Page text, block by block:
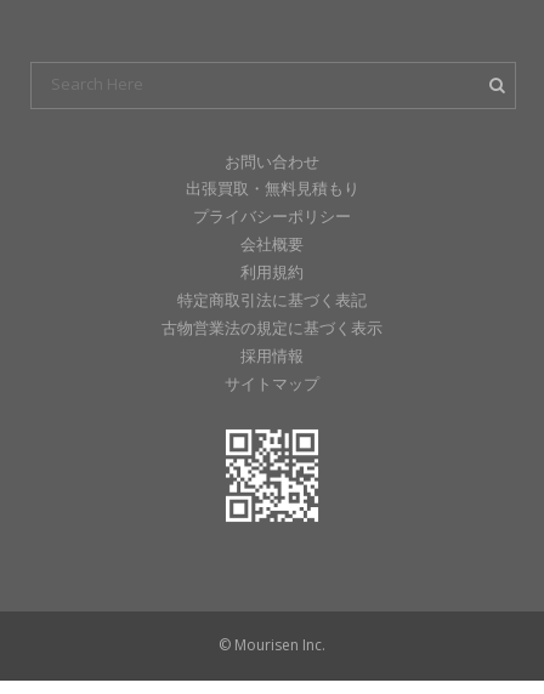
お問い合わせ
出張買取・無料見積もり
プライバシーポリシー
会社概要
利用規約
特定商取引法に基づく表記
古物営業法の規定に基づく表示
採用情報
サイトマップ
© Mourisen Inc.